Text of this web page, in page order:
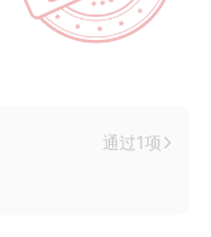
通过1项